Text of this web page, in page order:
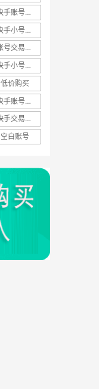
快手账号批发
快手小号下载
账号交易平台
快手小号出售
低价购买
快手账号价格
快手交易安全
空白账号